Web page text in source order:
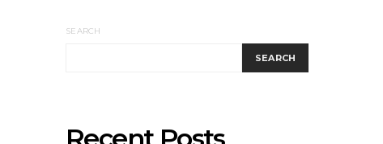
SEARCH
SEARCH